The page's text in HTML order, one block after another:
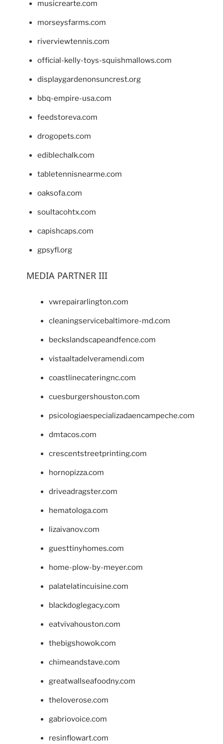
musicrearte.com
morseysfarms.com
riverviewtennis.com
official-kelly-toys-squishmallows.com
displaygardenonsuncrest.org
bbq-empire-usa.com
feedstoreva.com
drogopets.com
ediblechalk.com
tabletennisnearme.com
oaksofa.com
soultacohtx.com
capishcaps.com
gpsyfl.org
MEDIA PARTNER III
vwrepairarlington.com
cleaningservicebaltimore-md.com
beckslandscapeandfence.com
vistaaltadelveramendi.com
coastlinecateringnc.com
cuesburgershouston.com
psicologiaespecializadaencampeche.com
dmtacos.com
crescentstreetprinting.com
hornopizza.com
driveadragster.com
hematologa.com
lizaivanov.com
guesttinyhomes.com
home-plow-by-meyer.com
palatelatincuisine.com
blackdoglegacy.com
eatvivahouston.com
thebigshowok.com
chimeandstave.com
greatwallseafoodny.com
theloverose.com
gabriovoice.com
resinflowart.com